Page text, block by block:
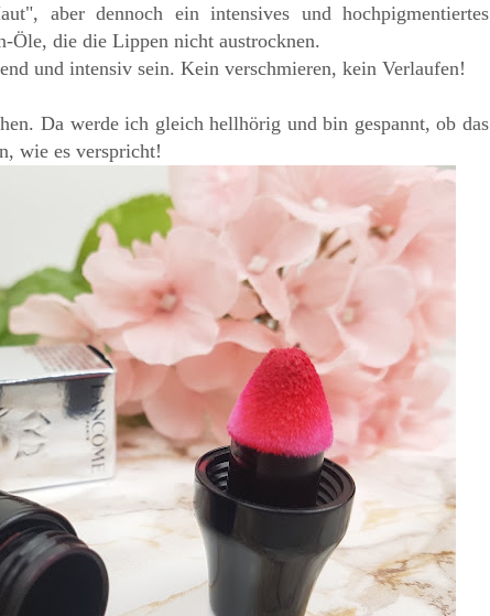
aber dennoch ein intensives und hochpigmentiertes
Öle, die die Lippen nicht austrocknen.
und intensiv sein. Kein verschmieren, kein Verlaufen!
Da werde ich gleich hellhörig und bin gespannt, ob das
wie es verspricht!